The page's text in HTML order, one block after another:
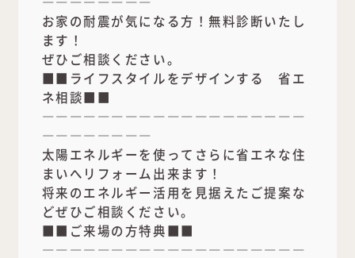
お家の耐震が気になる方！無料診断いたし
ます！
ぜひご相談ください。
■■ライフスタイルをデザインする 省エ
ネ相談■■
―――――――――――――――――――
――――――――
太陽エネルギーを使ってさらに省エネな住
まいへリフォーム出来ます！
将来のエネルギー活用を見据えたご提案な
どぜひご相談ください。
■■ご来場の方特典■■
―――――――――――――――――――